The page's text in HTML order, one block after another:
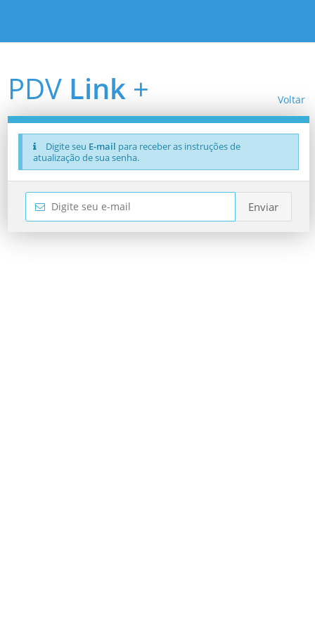
PDV Link + Voltar
Digite seu E-mail para receber as instruções de
atualização de sua senha.
Enviar